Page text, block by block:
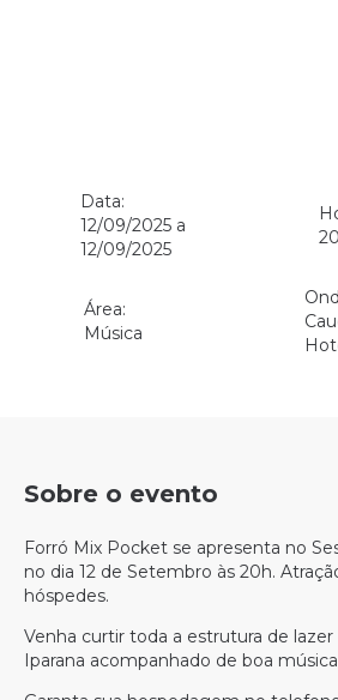
Data:
12/09/2025 a
12/09/2025
Área:
Música
Sobre o evento
Forró Mix Pocket se apresenta no
no dia 12 de Setembro às 20h.
hóspedes.
Venha curtir toda a estrutura de
Iparana acompanhado de boa